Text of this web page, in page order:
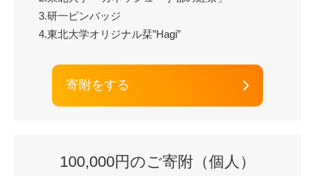
3.研一ピンバッジ
4.東北大学オリジナル栞”Hagi”
寄附をする
100,000円のご寄附（個人）